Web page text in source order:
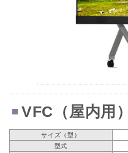
VFC（屋内用
サイズ（型）
型式